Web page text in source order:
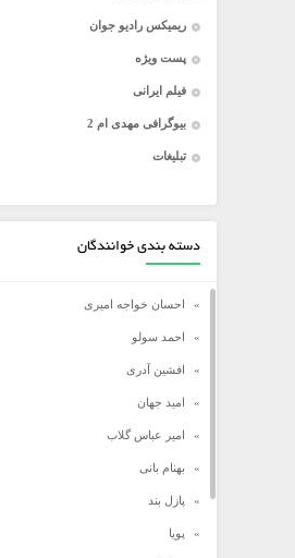
ریمیکس رادیو جوان
پست ویژه
فیلم ایرانی
بیوگرافی مهدی ام 2
تبلیغات
دسته بندی خوانندگان
احسان خواجه امیری
احمد سولو
افشین آدری
امید جهان
امیر عباس گلاب
بهنام بانی
پازل بند
پویا